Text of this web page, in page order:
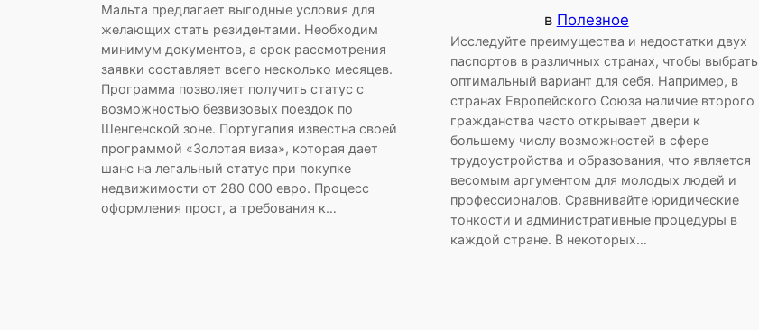
Мальта предлагает выгодные условия для
желающих стать резидентами. Необходим
минимум документов, а срок рассмотрения
заявки составляет всего несколько месяцев.
Программа позволяет получить статус с
возможностью безвизовых поездок по
Шенгенской зоне. Португалия известна своей
программой «Золотая виза», которая дает
шанс на легальный статус при покупке
недвижимости от 280 000 евро. Процесс
оформления прост, а требования к…
в Полезное
Исследуйте преимущества и недостатки двух
паспортов в различных странах, чтобы выбрать
оптимальный вариант для себя. Например, в
странах Европейского Союза наличие второго
гражданства часто открывает двери к
большему числу возможностей в сфере
трудоустройства и образования, что является
весомым аргументом для молодых людей и
профессионалов. Сравнивайте юридические
тонкости и административные процедуры в
каждой стране. В некоторых…